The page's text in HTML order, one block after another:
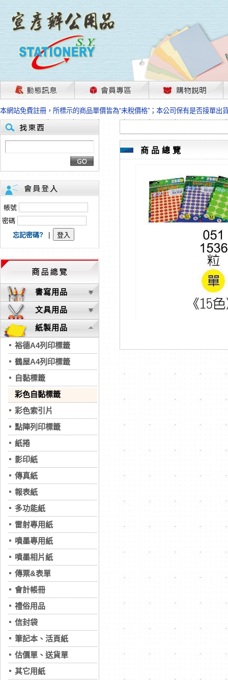
茲因國際情勢變化石油及塑化原物料波動漲幅甚大，部份上游供應商已採取
本網站免費註冊，所標示的商品單價皆為“未稅價格”；本公司保有是否接單出
HP、EPSON、CANON原廠耗材價格浮動，下單前請先跟客服人員確認最新
本網站免費註冊，所標示的商品單價皆為“未稅價格”；本公司保有是否接單出
匯款客戶請注意！因商品繁複來不及發現短缺，遂待客服人員跟您確認訂單
本網站免費註冊，所標示的商品單價皆為“未稅價格”；本公司保有是否接單出
茲因國際情勢變化石油及塑化原物料波動漲幅甚大，部份上游供應商已採取
本網站免費註冊，所標示的商品單價皆為“未稅價格”；本公司保有是否接單出
HP、EPSON、CANON原廠耗材價格浮動，下單前請先跟客服人員確認最新
本網站免費註冊，所標示的商品單價皆為“未稅價格”；本公司保有是否接單出
匯款客戶請注意！因商品繁複來不及發現短缺，遂待客服人員跟您確認訂單
本網站免費註冊，所標示的商品單價皆為“未稅價格”；本公司保有是否接單出
帳號
密碼
忘記密碼?
書寫用品
文具用品
紙製用品
裕德A4列印標籤
鶴屋A4列印標籤
自黏標籤
彩色自黏標籤
彩色索引片
點陣列印標籤
紙捲
影印紙
傳真紙
報表紙
多功能紙
雷射專用紙
噴墨專用紙
噴墨相片紙
傳票&表單
會計帳冊
禮俗用品
信封袋
筆記本、活頁紙
估價單、送貨單
其它用紙
商品總覽